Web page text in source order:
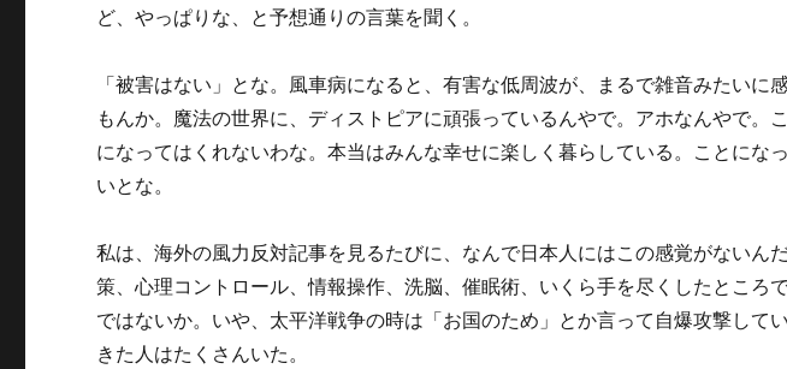
ど、やっぱりな、と予想通りの言葉を聞く。
「被害はない」とな。風車病になると、有害な低周波が、まるで雑音みたいに
もんか。魔法の世界に、ディストピアに頑張っているんやで。アホなんやで。
になってはくれないわな。本当はみんな幸せに楽しく暮らしている。ことにな
いとな。
私は、海外の風力反対記事を見るたびに、なんで日本人にはこの感覚がないん
策、心理コントロール、情報操作、洗脳、催眠術、いくら手を尽くしたところ
ではないか。いや、太平洋戦争の時は「お国のため」とか言って自爆攻撃して
きた人はたくさんいた。